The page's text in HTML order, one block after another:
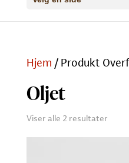
Hjem / Produkt
Oljet
Viser alle 2 resultater